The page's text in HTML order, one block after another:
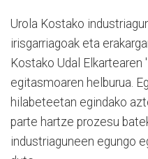
Urola Kostako
irisgarriagoak eta
Kostako Udal
egitasmoaren helburua.
hilabeteetan egindako
parte hartze prozesu
industriaguneen egungo